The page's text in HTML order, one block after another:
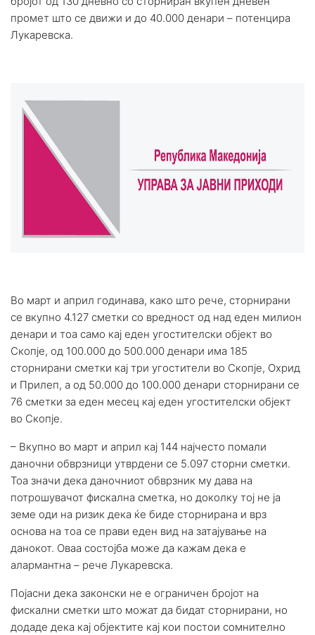
промет што се движи и до 40.000 денари – потенцира
Лукаревска.
Во март и април годинава, како што рече, сторнирани
се вкупно 4.127 сметки со вредност од над еден милион
денари и тоа само кај еден угостителски објект во
Скопје, од 100.000 до 500.000 денари има 185
сторнирани сметки кај три угостители во Скопје, Охрид
и Прилеп, а од 50.000 до 100.000 денари сторнирани се
76 сметки за еден месец кај еден угостителски објект
во Скопје.
– Вкупно во март и април кај 144 најчесто помали
даночни обврзници утврдени се 5.097 сторни сметки.
Тоа значи дека даночниот обврзник му дава на
потрошувачот фискална сметка, но доколку тој не ја
земе оди на ризик дека ќе биде сторнирана и врз
основа на тоа се прави еден вид на затајување на
данокот. Оваа состојба може да кажам дека е
алармантна – рече Лукаревска.
Појасни дека законски не е ограничен бројот на
фискални сметки што можат да бидат сторнирани, но
додаде дека кај објектите кај кои постои сомнително